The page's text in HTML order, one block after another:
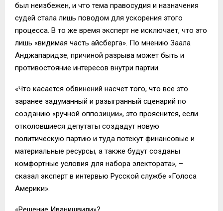
был неизбежен, и что тема правосудия и назначения
судей стала лишь поводом для ускорения этого
процесса. В то же время эксперт не исключает, что это
лишь «видимая часть айсберга». По мнению Заала
Анджапаридзе, причиной разрыва может быть и
противостояние интересов внутри партии.
«Что касается обвинений насчет того, что все это
заранее задуманный и разыгранный сценарий по
созданию «ручной оппозиции», это прояснится, если
отколовшиеся депутаты создадут новую
политическую партию и туда потекут финансовые и
материальные ресурсы, а также будут созданы
комфортные условия для набора электората», –
сказал эксперт в интервью Русской службе «Голоса
Америки».